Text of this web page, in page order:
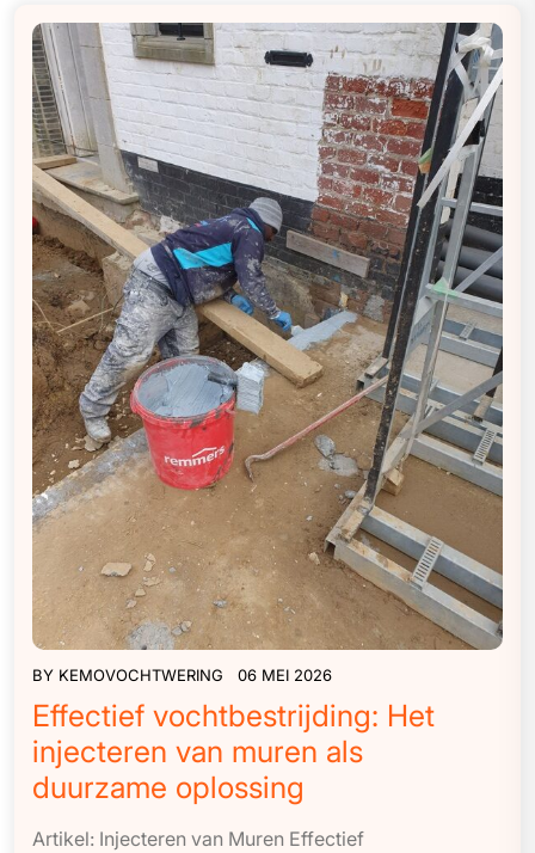
BY KEMOVOCHTWERING 06 MEI 2026
Effectief vochtbestrijding: Het
injecteren van muren als
duurzame oplossing
Artikel: Injecteren van Muren Effectief